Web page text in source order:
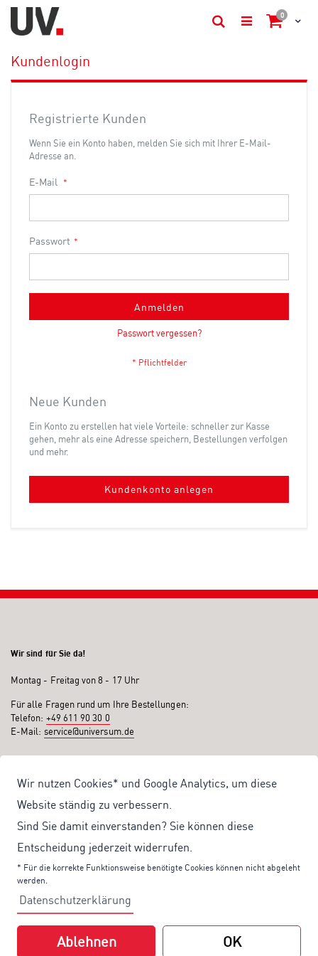
Wir nutzen Cookies* und Google Analytics, um diese
Website ständig zu verbessern.
Sind Sie damit einverstanden? Sie können diese
Entscheidung jederzeit widerrufen.
* Für die korrekte Funktionsweise benötigte Cookies können nicht abgeleht
werden.
Datenschutzerklärung
Ablehnen OK
Cart
0items
Suche
Kundenlogin
Registrierte Kunden
Wenn Sie ein Konto haben, melden Sie sich mit Ihrer E-Mail-
Adresse an.
E-Mail
Passwort
Anmelden
Passwort vergessen?
Neue Kunden
Ein Konto zu erstellen hat viele Vorteile: schneller zur Kasse
gehen, mehr als eine Adresse speichern, Bestellungen verfolgen
und mehr.
Kundenkonto anlegen
Wir sind für Sie da!
Montag - Freitag von 8 - 17 Uhr
Für alle Fragen rund um Ihre Bestellungen:
Telefon: +49 611 90 30 0
E-Mail: service@universum.de
Kostenloser Versand ab 50€ Bestellwert
Sicher Einkaufen: Rechnung, PayPal
Produktentwicklung von eigener Fachredaktion
Sonderaktionen & Preisvorteile
Aktuelle News zu unseren Shop-Angeboten
Mit unserem Newsletter UV-Report informieren wir Sie regelmäßig über
aktuelle Angebote und neue Produkte:
geht es zu unserem Newsletter.